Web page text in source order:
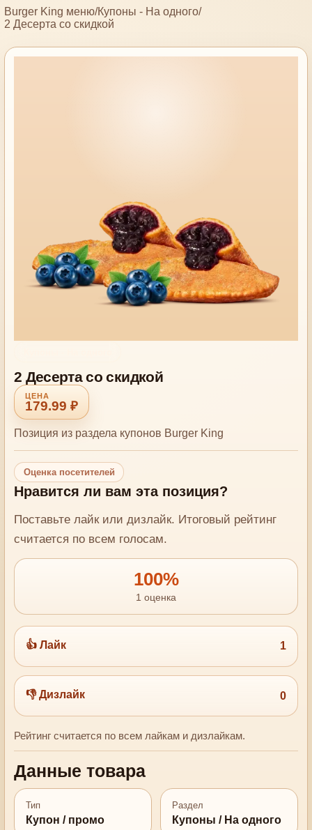
Burger King меню/Купоны - На одного/
2 Десерта со скидкой
2 Десерта со скидкой
179.99 ₽
Позиция из раздела купонов Burger King
Оценка посетителей
Нравится ли вам эта позиция?
Поставьте лайк или дизлайк. Итоговый рейтинг
считается по всем голосам.
100%
1 оценка
👍 Лайк 1
👎 Дизлайк 0
Рейтинг считается по всем лайкам и дизлайкам.
Данные товара
Тип
Купон / промо
Раздел
Купоны / На одного